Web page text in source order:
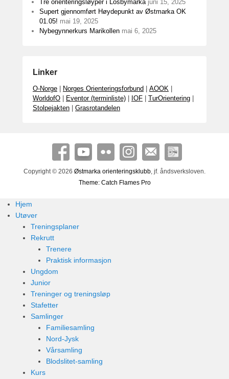
Tre orienteringsløyper i Losbymarka juni 15, 2025
Supert gjennomført Høydepunkt av Østmarka OK
01.05! mai 19, 2025
Nybegynnerkurs Marikollen mai 6, 2025
Linker
O-Norge Norges Orienteringsforbund AOOK
WorldofO
Eventor (terminliste) IOF TurOrientering
Stolpejakten
Grasrotandelen
Copyright © 2026 Østmarka orienteringsklubb, jf. åndsverksloven.
Theme: Catch Flames Pro
Hjem
Utøver
Treningsplaner
Rekrutt
Trenere
Praktisk informasjon
Ungdom
Junior
Treninger og treningsløp
Stafetter
Samlinger
Familiesamling
Nord-Jysk
Vårsamling
Blodslitet-samling
Kurs